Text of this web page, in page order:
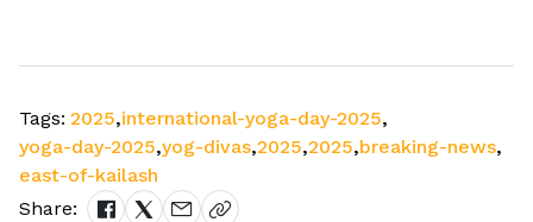
Tags: 2025,international-yoga-day-2025,
yoga-day-2025,yog-divas,2025,2025,breaking-news,
east-of-kailash
Share: